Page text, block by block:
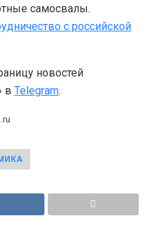
самосвалы.
с российской
новостей
в Telegram.